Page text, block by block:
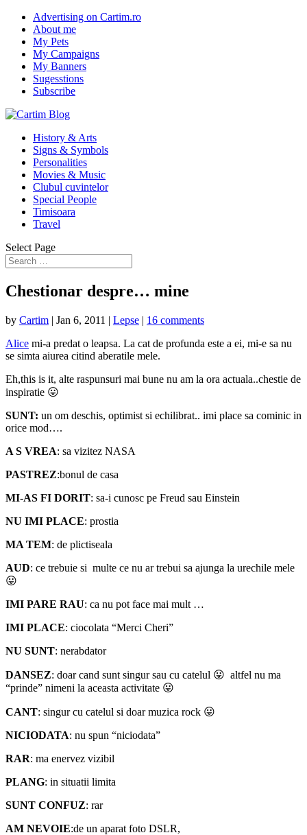
Advertising on Cartim.ro
About me
My Pets
My Campaigns
My Banners
Sugesstions
Subscribe
History & Arts
Signs & Symbols
Personalities
Movies & Music
Clubul cuvintelor
Special People
Timisoara
Travel
Select Page
Chestionar despre… mine
by Cartim | Jan 6, 2011 | Lepse | 16 comments
Alice mi-a predat o leapsa. La cat de profunda este a ei, mi-e sa nu
se simta aiurea citind aberatile mele.
Eh,this is it, alte raspunsuri mai bune nu am la ora actuala..chestie de
inspiratie 😛
SUNT: un om deschis, optimist si echilibrat.. imi place sa cominic in
orice mod….
A S VREA: sa vizitez NASA
PASTREZ:bonul de casa
MI-AS FI DORIT: sa-i cunosc pe Freud sau Einstein
NU IMI PLACE: prostia
MA TEM: de plictiseala
AUD: ce trebuie si multe ce nu ar trebui sa ajunga la urechile mele
😛
IMI PARE RAU: ca nu pot face mai mult …
IMI PLACE: ciocolata “Merci Cheri”
NU SUNT: nerabdator
DANSEZ: doar cand sunt singur sau cu catelul 😛 altfel nu ma
“prinde” nimeni la aceasta activitate 😛
CANT: singur cu catelul si doar muzica rock 😛
NICIODATA: nu spun “niciodata”
RAR: ma enervez vizibil
PLANG: in situatii limita
SUNT CONFUZ: rar
AM NEVOIE:de un aparat foto DSLR,